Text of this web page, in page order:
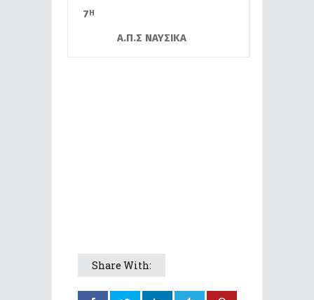
7Η
Α.Π.Σ ΝΑΥΣΙΚΑ
Share With: